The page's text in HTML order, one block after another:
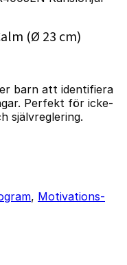
(Ø 23 cm)
barn att identifiera
Perfekt för icke-
självreglering.
, Motivations-